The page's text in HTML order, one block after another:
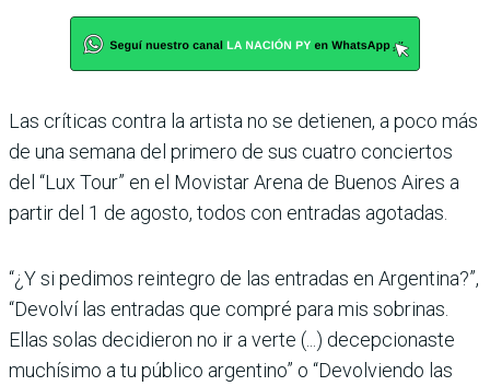
Las críticas contra la artista no se detienen, a poco más
de una semana del primero de sus cuatro conciertos
del “Lux Tour” en el Movistar Arena de Buenos Aires a
partir del 1 de agosto, todos con entradas agotadas.
“¿Y si pedimos reintegro de las entradas en Argentina?”,
“Devolví las entradas que compré para mis sobrinas.
Ellas solas decidieron no ir a verte (...) decepcionaste
muchísimo a tu público argentino” o “Devolviendo las